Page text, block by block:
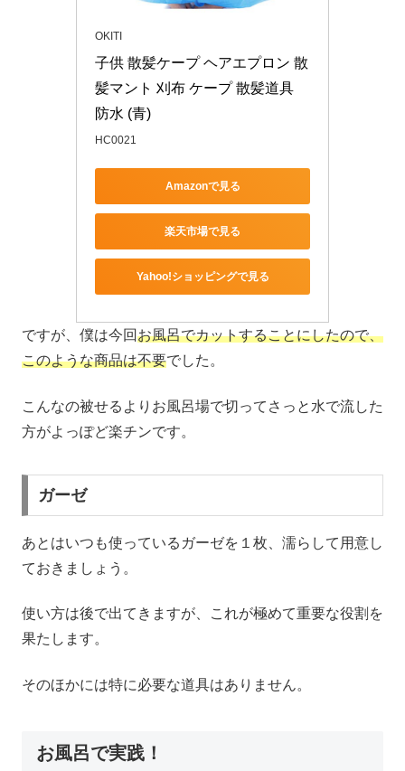
OKITI
子供 散髪ケープ ヘアエプロン 散
髪マント 刈布 ケープ 散髪道具
防水 (青)
HC0021
Amazonで見る
楽天市場で見る
Yahoo!ショッピングで見る
ですが、僕は今回お風呂でカットすることにしたので、
このような商品は不要でした。
こんなの被せるよりお風呂場で切ってさっと水で流した
方がよっぽど楽チンです。
ガーゼ
あとはいつも使っているガーゼを１枚、濡らして用意し
ておきましょう。
使い方は後で出てきますが、これが極めて重要な役割を
果たします。
そのほかには特に必要な道具はありません。
お風呂で実践！